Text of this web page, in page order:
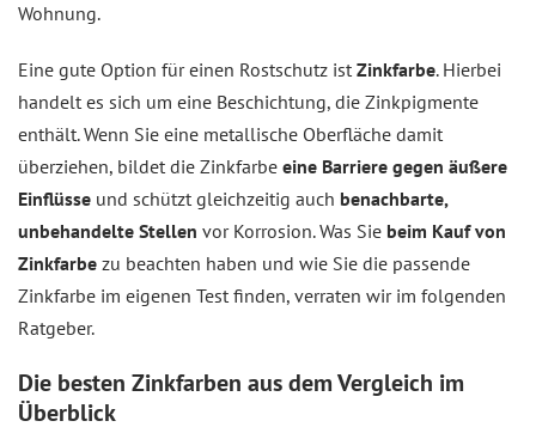
Wohnung.
Eine gute Option für einen Rostschutz ist Zinkfarbe. Hierbei
handelt es sich um eine Beschichtung, die Zinkpigmente
enthält. Wenn Sie eine metallische Oberfläche damit
überziehen, bildet die Zinkfarbe eine Barriere gegen äußere
Einflüsse und schützt gleichzeitig auch benachbarte,
unbehandelte Stellen vor Korrosion. Was Sie beim Kauf von
Zinkfarbe zu beachten haben und wie Sie die passende
Zinkfarbe im eigenen Test finden, verraten wir im folgenden
Ratgeber.
Die besten Zinkfarben aus demVergleich im
Überblick